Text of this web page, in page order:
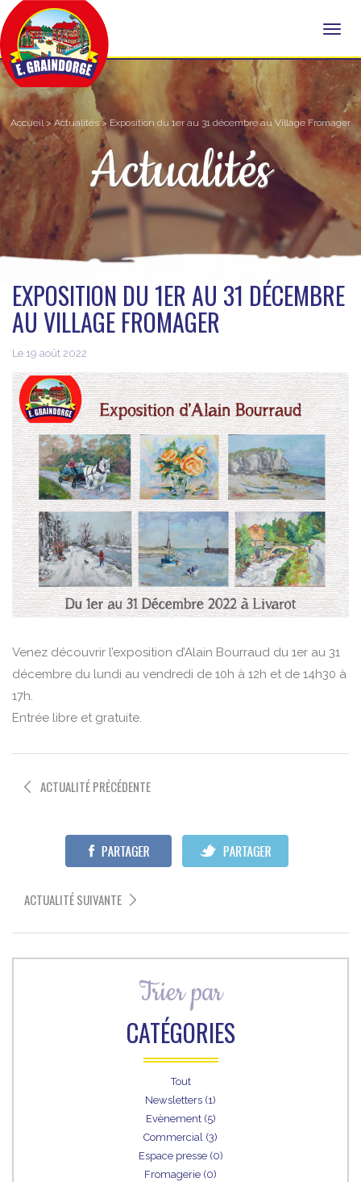
Accueil>Actualités> Exposition du 1er au 31 décembre au Village Fromager
Actualités
EXPOSITION DU 1ER AU 31 DÉCEMBRE
AU VILLAGE FROMAGER
Le 19 août 2022
Venez découvrir l’exposition d’Alain Bourraud du 1er au 31
décembre du lundi au vendredi de 10h à 12h et de 14h30 à
17h.
Entrée libre et gratuite.
ACTUALITÉ PRÉCÉDENTE
ACTUALITÉ SUIVANTE
Trier par
CATÉGORIES
Tout
Newsletters (1)
Evènement (5)
Commercial (3)
Espace presse (0)
Fromagerie (0)